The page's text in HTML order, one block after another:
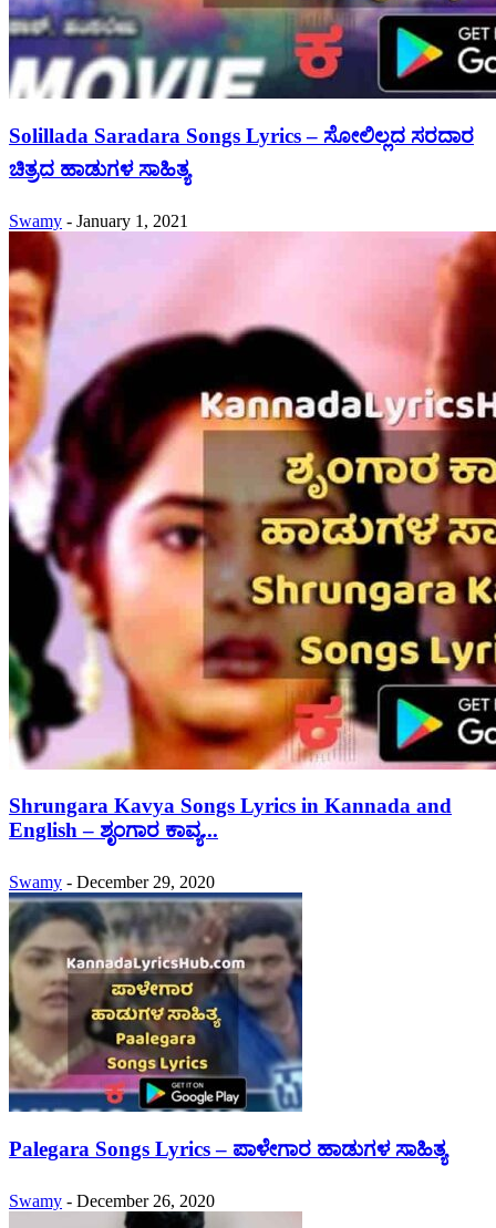
Solillada Saradara Songs Lyrics – ಸೋಲಿಲ್ಲದ ಸರದಾರ
ಚಿತ್ರದ ಹಾಡುಗಳ ಸಾಹಿತ್ಯ
Swamy - January 1, 2021
Shrungara Kavya Songs Lyrics in Kannada and
English – ಶೃಂಗಾರ ಕಾವ್ಯ...
Swamy - December 29, 2020
Palegara Songs Lyrics – ಪಾಳೇಗಾರ ಹಾಡುಗಳ ಸಾಹಿತ್ಯ
Swamy - December 26, 2020